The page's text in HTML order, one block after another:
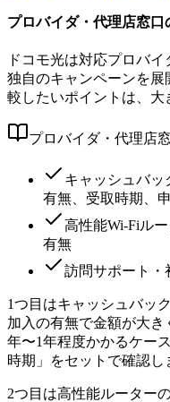
プロバイダ・代理店窓口
ドコモ光は対応プロバ
独自のキャンペーンを
較したいポイントは、大
プロバイダ・代理店
キャッシュバッ
有無、受取時期、
高性能Wi-Fiル
有無
訪問サポート・
1つ目はキャッシュバッ
加入の有無で金額が大
年〜1年程度かかるケー
時期」をセットで確認し
2つ目は高性能ルーター